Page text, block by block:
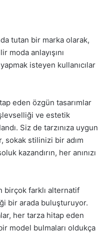
tutan bir marka olarak,
moda anlayışını
isteyen kullanıcılar
eden özgün tasarımlar
ve estetik
Siz de tarzınıza uygun
sokak stilinizi bir adım
kazandırın, her anınızı
birçok farklı alternatif
bir arada buluşturuyor.
her tarza hitap eden
model bulmaları oldukça